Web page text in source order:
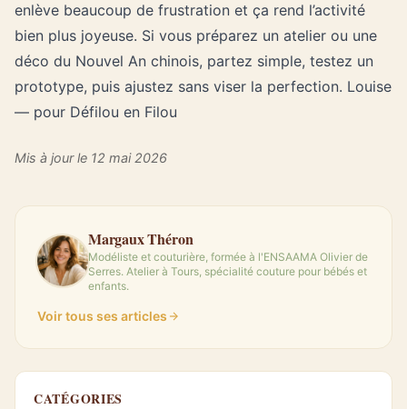
enlève beaucoup de frustration et ça rend l’activité
bien plus joyeuse. Si vous préparez un atelier ou une
déco du Nouvel An chinois, partez simple, testez un
prototype, puis ajustez sans viser la perfection. Louise
— pour Défilou en Filou
Mis à jour le 12 mai 2026
Margaux Théron
Modéliste et couturière, formée à l'ENSAAMA Olivier de
Serres. Atelier à Tours, spécialité couture pour bébés et
enfants.
Voir tous ses articles
CATÉGORIES